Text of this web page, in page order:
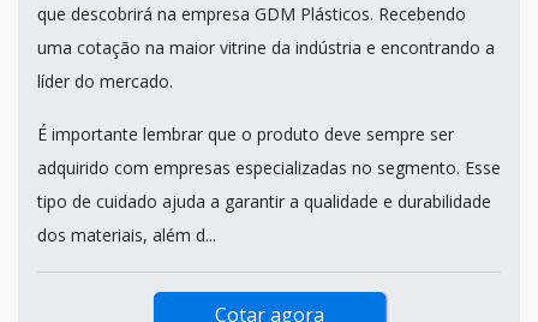
que descobrirá na empresa GDM Plásticos. Recebendo
uma cotação na maior vitrine da indústria e encontrando a
líder do mercado.
É importante lembrar que o produto deve sempre ser
adquirido com empresas especializadas no segmento. Esse
tipo de cuidado ajuda a garantir a qualidade e durabilidade
dos materiais, além d...
Cotar agora